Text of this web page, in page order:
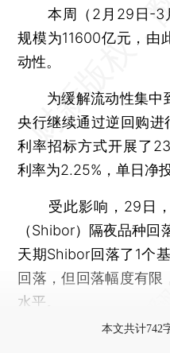
本周（2月29日-3
规模为11600亿元，由
动性。
为缓解流动性集中
央行继续通过逆回购
利率招标方式开展了
利率为2.25%，单日净
受此影响，29日，
（Shibor）隔夜品种回
天期Shibor回落了1个
回落，但回落幅度有
水平。
本文共计742